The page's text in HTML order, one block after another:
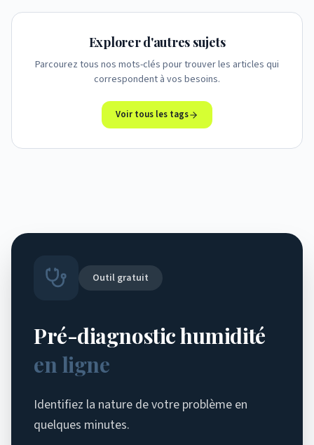
Explorer d'autres sujets
Parcourez tous nos mots-clés pour trouver les articles qui
correspondent à vos besoins.
Voir tous les tags
Outil gratuit
Pré-diagnostic humidité
en ligne
Identifiez la nature de votre problème en
quelques minutes.